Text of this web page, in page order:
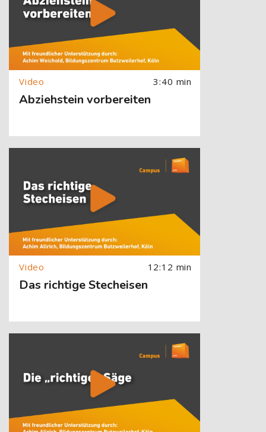
3:40 min
Abziehstein vorbereiten
[Cocoon] About (Text with Image) überspringen
12:12 min
Das richtige Stecheisen
[Cocoon] About (Text with Image) überspringen